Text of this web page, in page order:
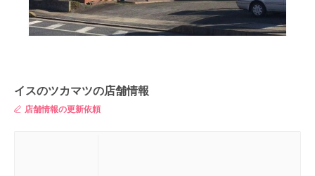
イスのツカマツの店舗情報
店舗情報の更新依頼